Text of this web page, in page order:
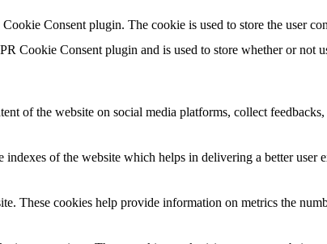
Consent plugin. The cookie is used to store the user
Cookie Consent plugin and is used to store whether or not
of the website on social media platforms, collect
of the website which helps in delivering a better user
These cookies help provide information on metrics the